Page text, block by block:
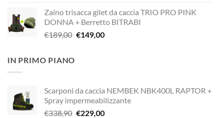
originale
era:
€338,90.
attuale
è:
€249,00.
Zaino trisacca gilet da caccia TRIO PRO PINK
DONNA + Berretto BITRABI
€189,00 Il
€149,00Il
IN PRIMO PIANO
Scarponi da caccia NEMBEK NBK400L RAPTOR +
Spray impermeabilizzante
€338,90 Il
€229,00Il